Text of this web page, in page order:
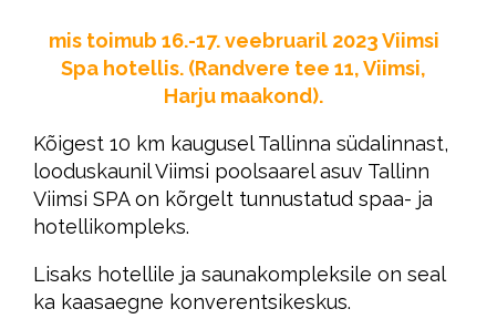
mis toimub 16.-17. veebruaril 2023 Viimsi
Spa hotellis. (Randvere tee 11, Viimsi,
Harju maakond).
Kõigest 10 km kaugusel Tallinna südalinnast,
looduskaunil Viimsi poolsaarel asuv Tallinn
Viimsi SPA on kõrgelt tunnustatud spaa- ja
hotellikompleks.
Lisaks hotellile ja saunakompleksile on seal
ka kaasaegne konverentsikeskus.